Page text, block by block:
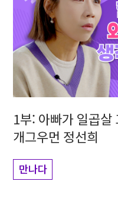
1부: 아빠가 일곱살
개그우먼 정선희
만나다